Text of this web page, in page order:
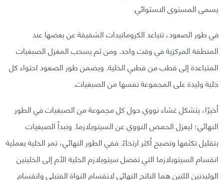
يسمى المستوى الاستوائي.
في طور الصعود، تتباعد الكروماتيدات الشقيقة عن بعضها عند
المنطقة المركزية في وقت واحد. ومن ثم يسحب المغزل الصبغيات
المتباعدة إلى قطب من قطبي الخلية. ويضمن طور الصعود احتواء كل
خلية وليدة على المجموعة نفسها من الصبغيات.
أخيرًا، يتشكل غشاء نووي حول كل مجموعة من الصبغيات في الطور
النهائي؛ ليعزل الحمض النووي عن السيتوبلازما. وتبدأ الصبغيات
بتقليل تكثفها وتصبح أكثر ارتخاءً. ففي الطور النهائي، تمر الخلية بعملية
انقسام السيتوبلازما التي تفصل سيتوبلازم الخلية الأم إلى الخليتين
الوليدتين اللتين هما الناتج النهائي لانقسام النواة الفتيلي وانقسام